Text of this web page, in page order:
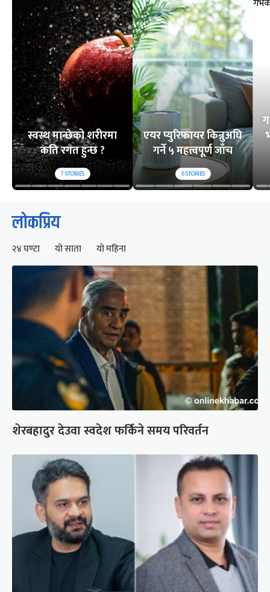
स्वस्थ मान्छेको शरीरमा
कति रगत हुन्छ ?
7STORIES
एयर प्युरिफायर किन्नुअघि
गर्ने ५ महत्त्वपूर्ण जाँच
6STORIES
लोकप्रिय
२४ घण्टा यो साता यो महिना
शेरबहादुर देउवा स्वदेश फर्किने समय परिवर्तन